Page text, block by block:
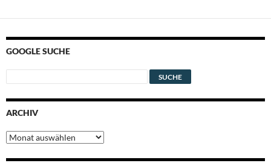
GOOGLE SUCHE
ARCHIV
Archiv